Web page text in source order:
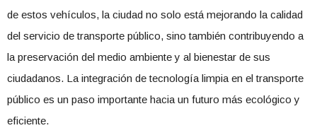
de estos vehículos, la ciudad no solo está mejorando la calidad
del servicio de transporte público, sino también contribuyendo a
la preservación del medio ambiente y al bienestar de sus
ciudadanos. La integración de tecnología limpia en el transporte
público es un paso importante hacia un futuro más ecológico y
eficiente.